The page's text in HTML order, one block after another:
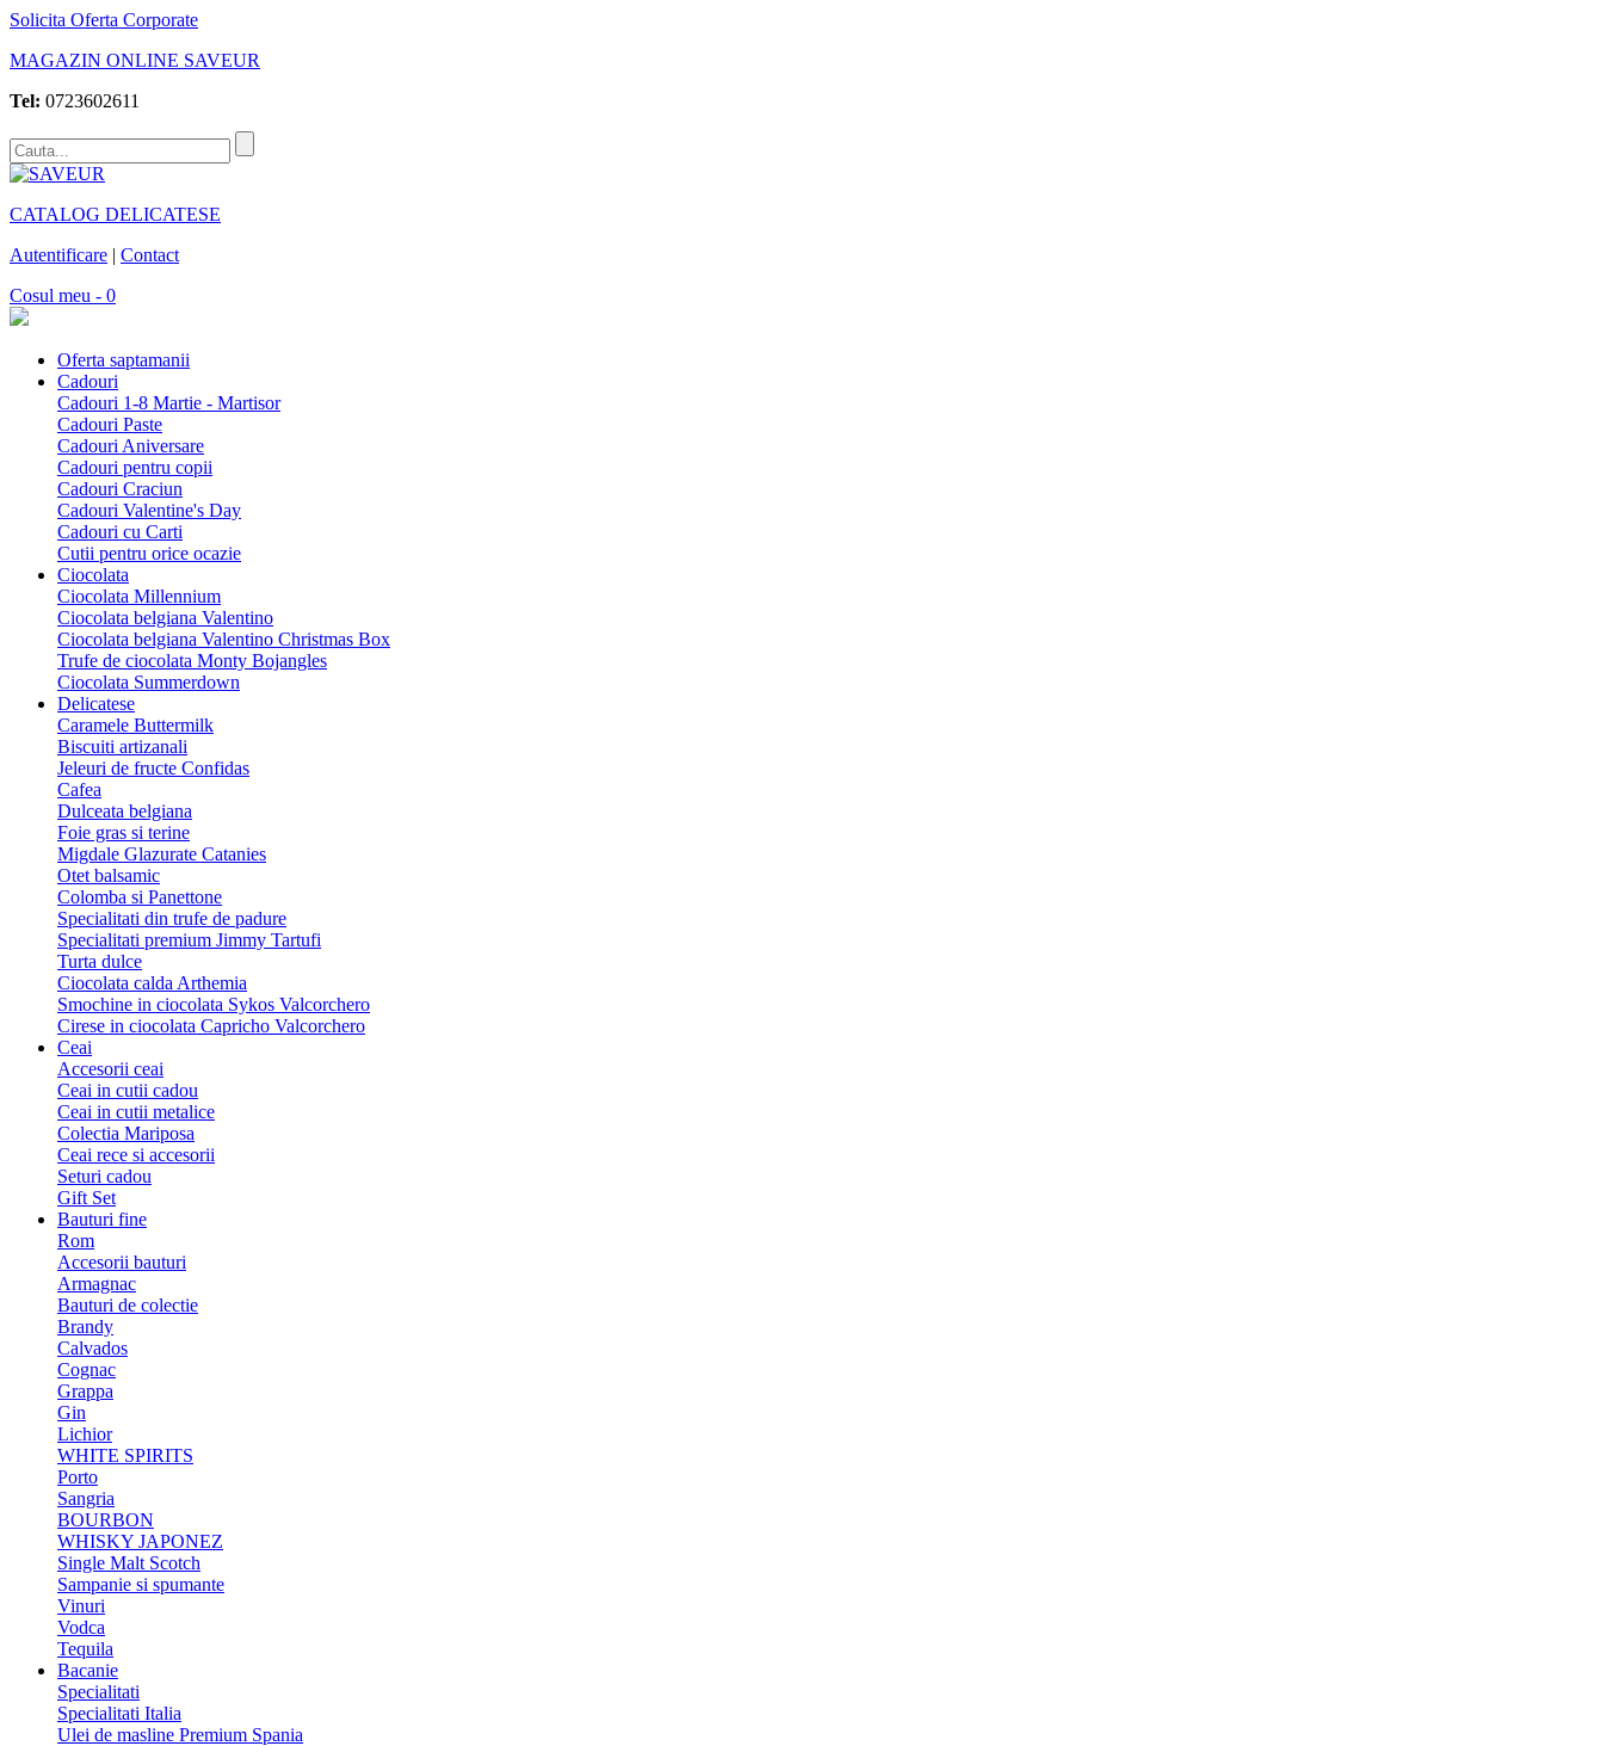
Solicita Oferta Corporate
MAGAZIN ONLINE SAVEUR
Tel: 0723602611
CATALOG DELICATESE
Autentificare | Contact
Cosul meu - 0
Oferta saptamanii
Cadouri
Cadouri 1-8 Martie - Martisor
Cadouri Paste
Cadouri Aniversare
Cadouri pentru copii
Cadouri Craciun
Cadouri Valentine's Day
Cadouri cu Carti
Cutii pentru orice ocazie
Ciocolata
Ciocolata Millennium
Ciocolata belgiana Valentino
Ciocolata belgiana Valentino Christmas Box
Trufe de ciocolata Monty Bojangles
Ciocolata Summerdown
Delicatese
Caramele Buttermilk
Biscuiti artizanali
Jeleuri de fructe Confidas
Cafea
Dulceata belgiana
Foie gras si terine
Migdale Glazurate Catanies
Otet balsamic
Colomba si Panettone
Specialitati din trufe de padure
Specialitati premium Jimmy Tartufi
Turta dulce
Ciocolata calda Arthemia
Smochine in ciocolata Sykos Valcorchero
Cirese in ciocolata Capricho Valcorchero
Ceai
Accesorii ceai
Ceai in cutii cadou
Ceai in cutii metalice
Colectia Mariposa
Ceai rece si accesorii
Seturi cadou
Gift Set
Bauturi fine
Rom
Accesorii bauturi
Armagnac
Bauturi de colectie
Brandy
Calvados
Cognac
Grappa
Gin
Lichior
WHITE SPIRITS
Porto
Sangria
BOURBON
WHISKY JAPONEZ
Single Malt Scotch
Sampanie si spumante
Vinuri
Vodca
Tequila
Bacanie
Specialitati
Specialitati Italia
Ulei de masline Premium Spania